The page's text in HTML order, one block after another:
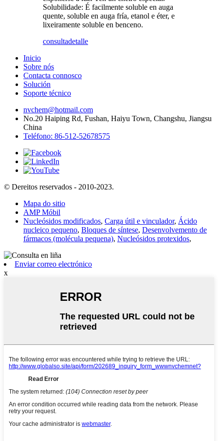
Solubilidade: É facilmente soluble en auga
quente, soluble en auga fría, etanol e éter, e
lixeiramente soluble en benceno.
consultadetalle
Inicio
Sobre nós
Contacta connosco
Solución
Soporte técnico
nvchem@hotmail.com
No.20 Haiping Rd, Fushan, Haiyu Town, Changshu, Jiangsu
China
Teléfono: 86-512-52678575
© Dereitos reservados - 2010-2023.
Mapa do sitio
AMP Móbil
Nucleósidos modificados, Carga útil e vinculador, Ácido
nucleico pequeno, Bloques de síntese, Desenvolvemento de
fármacos (molécula pequena), Nucleósidos protexidos,
Enviar correo electrónico
x